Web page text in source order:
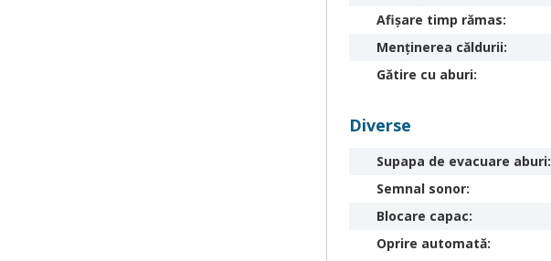
Afişare timp rămas:
Menţinerea căldurii:
Gătire cu aburi:
Diverse
Supapa de evacuare aburi:
Semnal sonor:
Blocare capac:
Oprire automată: